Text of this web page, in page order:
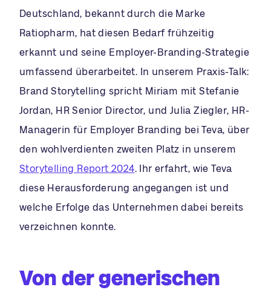
Deutschland, bekannt durch die Marke
Ratiopharm, hat diesen Bedarf frühzeitig
erkannt und seine Employer-Branding-Strategie
umfassend überarbeitet. In unserem Praxis-Talk:
Brand Storytelling spricht Miriam mit Stefanie
Jordan, HR Senior Director, und Julia Ziegler, HR-
Managerin für Employer Branding bei Teva, über
den wohlverdienten zweiten Platz in unserem
Storytelling Report 2024. Ihr erfahrt, wie Teva
diese Herausforderung angegangen ist und
welche Erfolge das Unternehmen dabei bereits
verzeichnen konnte.
Von der generischen